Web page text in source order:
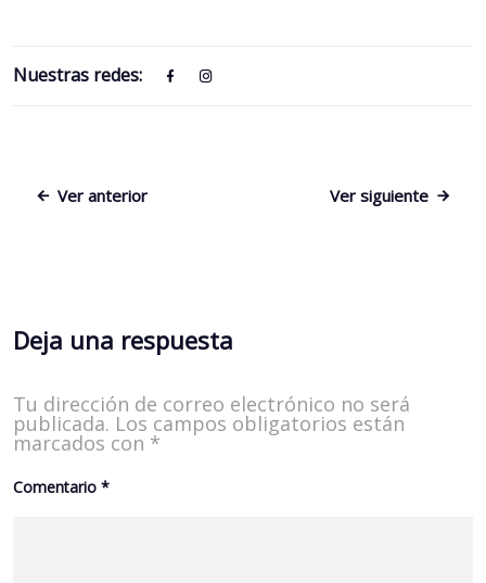
Nuestras redes:
Ver anterior Ver siguiente
Deja una respuesta
Tu dirección de correo electrónico no será
publicada. Los campos obligatorios están
marcados con *
Comentario *